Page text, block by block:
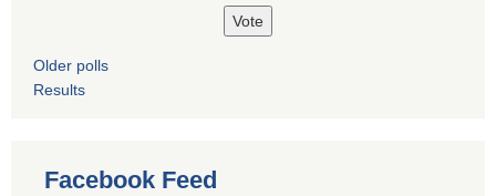
Older polls
Results
Facebook Feed